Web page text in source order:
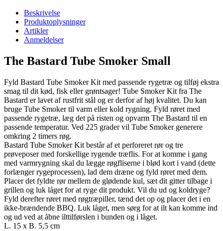
Beskrivelse
Produktoplysninger
Artikler
Anmeldelser
The Bastard Tube Smoker Small
Fyld Bastard Tube Smoker Kit med passende rygetræ og tilføj ekstra
smag til dit kød, fisk eller grøntsager! Tube Smoker Kit fra The
Bastard er lavet af rustfrit stål og er derfor af høj kvalitet. Du kan
bruge Tube Smoker til varm eller kold rygning. Fyld røret med
passende rygetræ, læg det på risten og opvarm The Bastard til en
passende temperatur. Ved 225 grader vil Tube Smoker generere
omkring 2 timers røg.
Bastard Tube Smoker Kit består af et perforeret rør og tre
prøveposer med forskellige rygende træflis. For at komme i gang
med varmrygning skal du lægge røgfliserne i blød kort i vand (dette
forlænger rygeprocessen), lad dem dræne og fyld røret med dem.
Placer det fyldte rør mellem de glødende kul, sæt dit gitter tilbage i
grillen og luk låget for at ryge dit produkt. Vil du ud og koldryge?
Fyld derefter røret med røgtræpiller, tænd det op og placer det i en
ikke-brændende BBQ. Luk låget, men sørg for at ilt kan komme ind
og ud ved at åbne ilttilførslen i bunden og i låget.
L. 15 x B. 5,5 cm